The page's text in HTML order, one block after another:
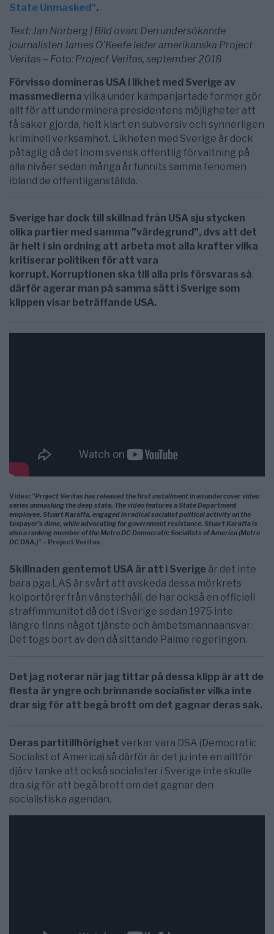
State Unmasked”.
Text: Jan Norberg | Bild ovan: Den undersökande
journalisten James O’Keefe leder amerikanska Project
Veritas – Foto: Project Veritas, september 2018
Förvisso domineras USA i likhet med Sverige av
massmedierna vilka under kampanjartade former gör
allt för att underminera presidentens möjligheter att
få saker gjorda, helt klart en subversiv och synnerligen
kriminell verksamhet. Likheten med Sverige är dock
påtaglig då det inom svensk offentlig förvaltning på
alla nivåer sedan många år funnits samma fenomen
ibland de offentliganställda.
Sverige har dock till skillnad från USA sju stycken
olika partier med samma ”värdegrund”, dvs att det
är helt i sin ordning att arbeta mot alla krafter vilka
kritiserar politiken för att vara
korrupt. Korruptionen ska till alla pris försvaras så
därför agerar man på samma sätt i Sverige som
klippen visar beträffande USA.
Video: ”Project Veritas has released the first installment in an undercover video
series unmasking the deep state. The video features a State Department
employee, Stuart Karaffa, engaged in radical socialist political activity on the
taxpayer’s dime, while advocating for government resistance. Stuart Karaffa is
also a ranking member of the Metro DC Democratic Socialists of America (Metro
DC DSA.)” – Project Veritas
Skillnaden gentemot USA är att i Sverige är det inte
bara pga LAS är svårt att avskeda dessa mörkrets
kolportörer från vänsterhåll, de har också en officiell
straffimmunitet då det i Sverige sedan 1975 inte
längre finns något tjänste och ämbetsmannaansvar.
Det togs bort av den då sittande Palme regeringen.
Det jag noterar när jag tittar på dessa klipp är att de
flesta är yngre och brinnande socialister vilka inte
drar sig för att begå brott om det gagnar deras sak.
Deras partitillhörighet verkar vara DSA (Democratic
Socialist of America) så därför är det ju inte en alltför
djärv tanke att också socialister i Sverige inte skulle
dra sig för att begå brott om det gagnar den
socialistiska agendan.